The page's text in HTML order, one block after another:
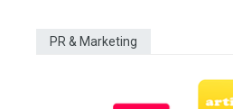
PR & Marketing